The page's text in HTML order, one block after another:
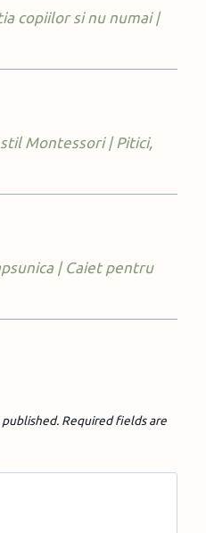
copiilor si nu numai |
Montessori | Pitici,
| Caiet pentru
Required fields are